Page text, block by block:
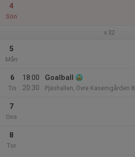
4
Sön
v.32
5
Mån
6
Tis
18:00
20:30
Goalball
Pjäshallen, Övre Kaserngården 8
7
Ons
8
Tor